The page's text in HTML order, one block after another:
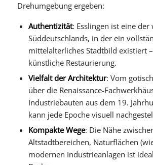
Drehumgebung ergeben:
Authentizität: Esslingen ist eine der
Süddeutschlands, in der ein
mittelalterliches Stadtbild existiert
künstliche Restaurierung.
Vielfalt der Architektur: Vom
über die Renaissance-
Industriebauten aus dem 19.
kann jede Epoche visuell
Kompakte Wege: Die Nähe
Altstadtbereichen, Naturflächen
modernen Industrieanlagen ist